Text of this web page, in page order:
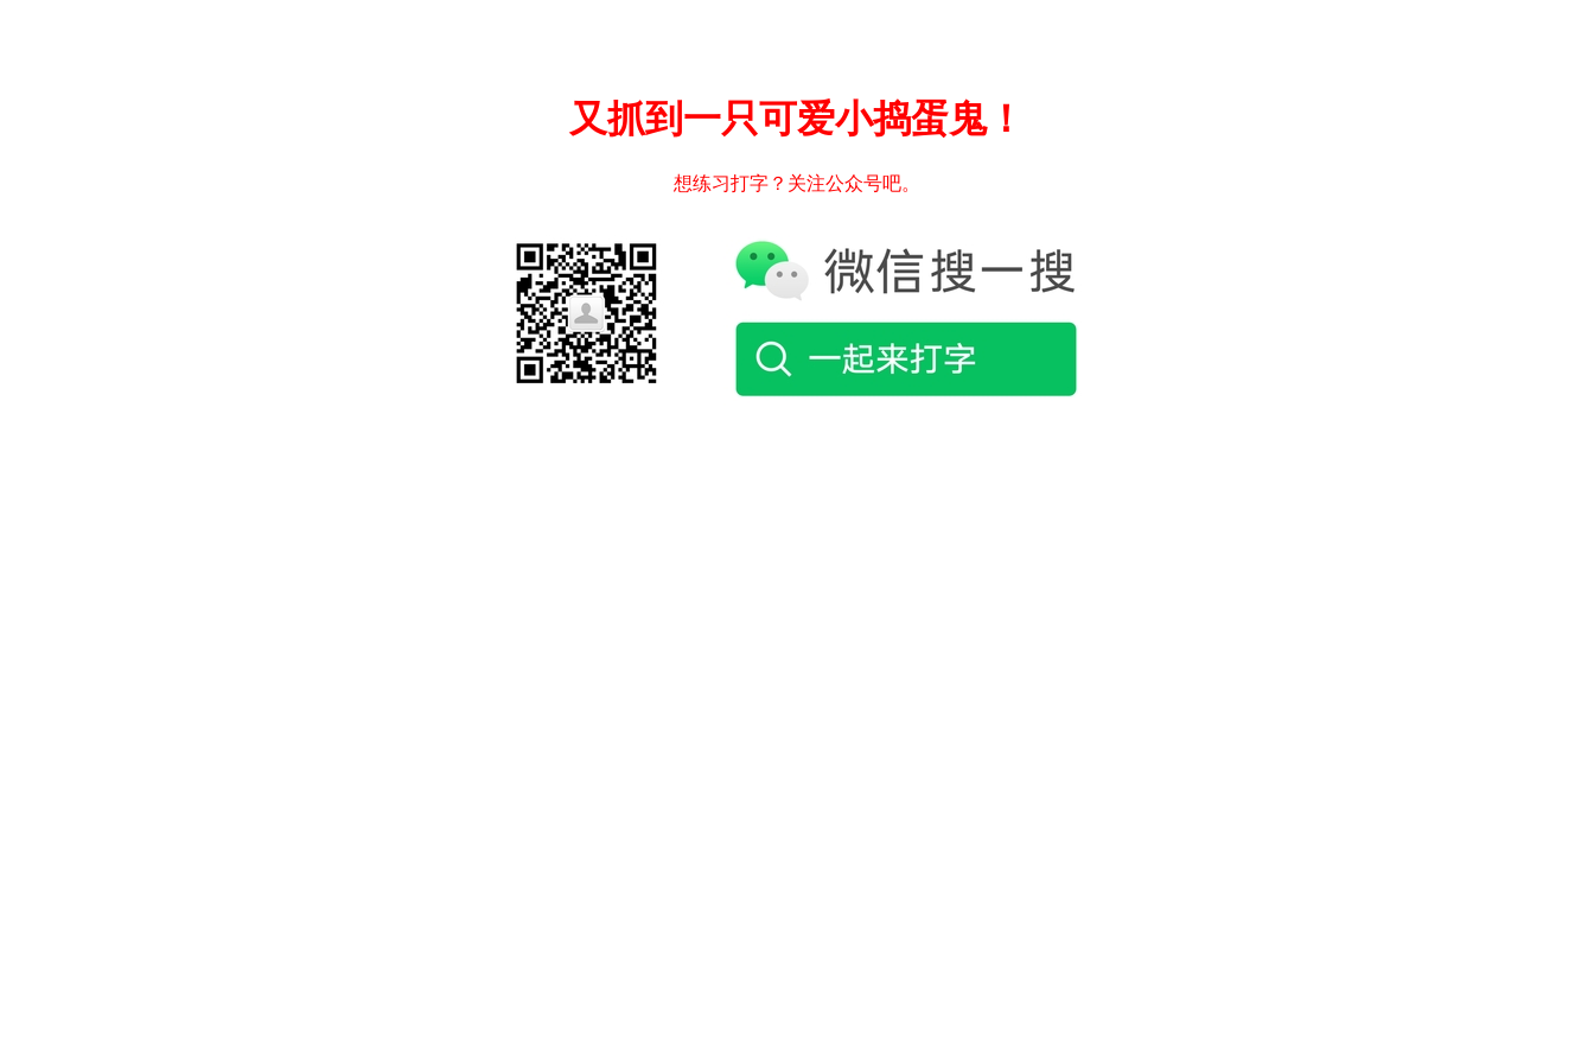
又抓到一只可爱小捣蛋鬼！
想练习打字？关注公众号吧。